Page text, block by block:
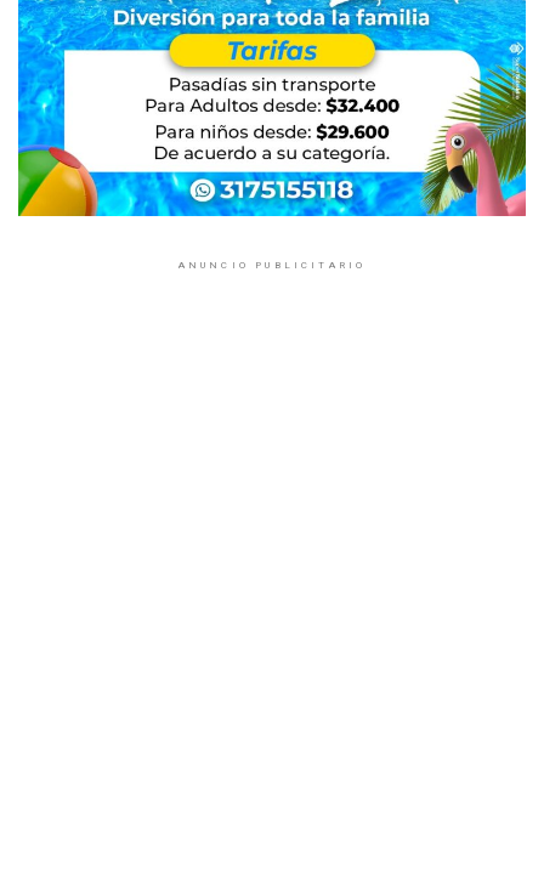
ANUNCIO PUBLICITARIO